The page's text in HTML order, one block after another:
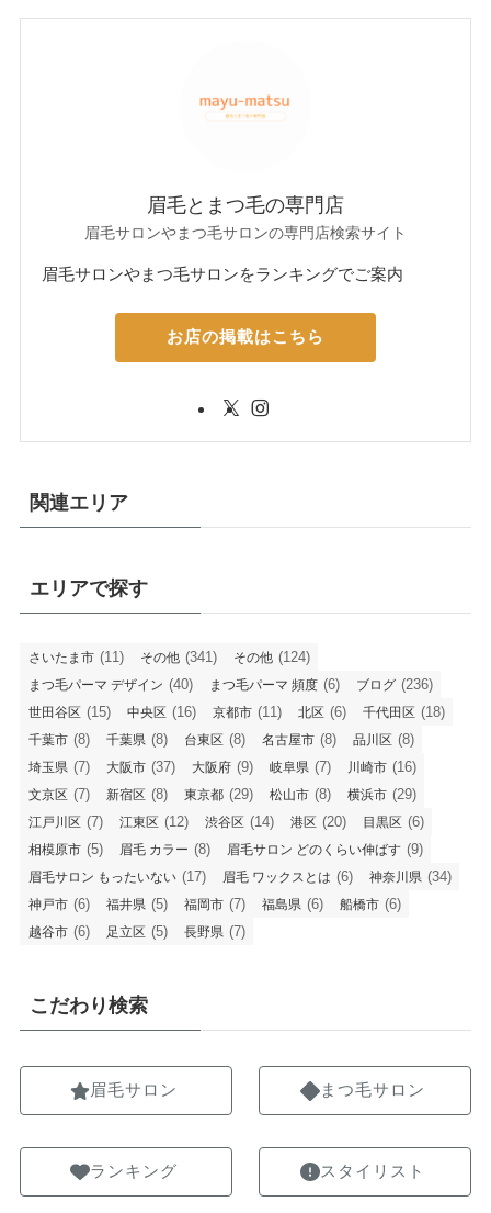
眉毛とまつ毛の専門店
眉毛サロンやまつ毛サロンの専門店検索サイト
眉毛サロンやまつ毛サロンをランキングでご案内
お店の掲載はこちら
関連エリア
エリアで探す
さいたま市 (11) その他 (341) その他 (124)
まつ毛パーマ デザイン (40) まつ毛パーマ 頻度 (6) ブログ (236)
世田谷区 (15) 中央区 (16) 京都市 (11) 北区 (6) 千代田区 (18)
千葉市 (8) 千葉県 (8) 台東区 (8) 名古屋市 (8) 品川区 (8)
埼玉県 (7) 大阪市 (37) 大阪府 (9) 岐阜県 (7) 川崎市 (16)
文京区 (7) 新宿区 (8) 東京都 (29) 松山市 (8) 横浜市 (29)
江戸川区 (7) 江東区 (12) 渋谷区 (14) 港区 (20) 目黒区 (6)
相模原市 (5) 眉毛 カラー (8) 眉毛サロン どのくらい伸ばす (9)
眉毛サロン もったいない (17) 眉毛 ワックスとは (6) 神奈川県 (34)
神戸市 (6) 福井県 (5) 福岡市 (7) 福島県 (6) 船橋市 (6)
越谷市 (6) 足立区 (5) 長野県 (7)
こだわり検索
眉毛サロン
ランキング
まつ毛サロン
スタイリスト